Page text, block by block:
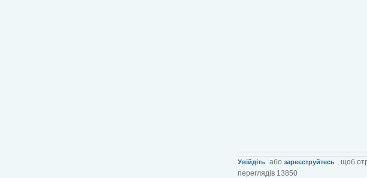
Увійдіть або зареєструйтесь , щоб
переглядів 13850